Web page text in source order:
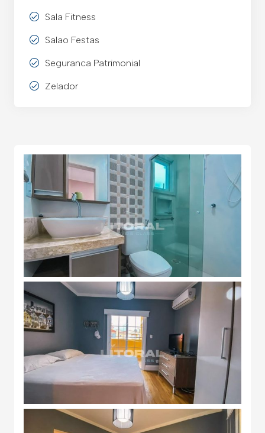
Sala Fitness
Salao Festas
Seguranca Patrimonial
Zelador